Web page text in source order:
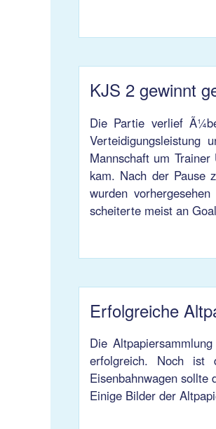
KJS 2 gewinnt
Die Partie verlief
Verteidigungsleistung
Mannschaft um
kam. Nach der Pause
wurden
scheiterte meist an
Erfolgreiche
Die
erfolgreich. Noch ist
Eisenbahnwagen sollte
Einige Bilder der